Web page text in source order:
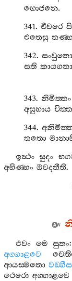
භොජනෙ.
341.චීවරෙ
එතෙසු
342.සංවුතො
සති
343.නිමිත‍්තං
අසුභාය
344.
තතො
ඉත්‍ථං සුදං
අභිණ‍්හං ඔවදතීති.
එවං මෙ සුතං
අග‍්ගාළවෙ
ආයස‍්මතො
ථෙරො අග‍්ගාළවෙ